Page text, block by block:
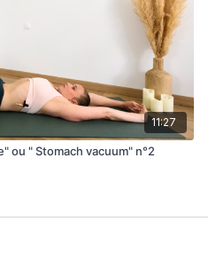
11:27
ou " Stomach vacuum" n°2